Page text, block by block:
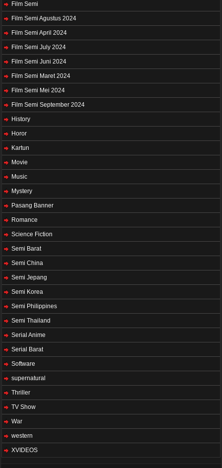
Film Semi
Film Semi Agustus 2024
Film Semi April 2024
Film Semi July 2024
Film Semi Juni 2024
Film Semi Maret 2024
Film Semi Mei 2024
Film Semi September 2024
History
Horor
Kartun
Movie
Music
Mystery
Pasang Banner
Romance
Science Fiction
Semi Barat
Semi China
Semi Jepang
Semi Korea
Semi Philippines
Semi Thailand
Serial Anime
Serial Barat
Software
supernatural
Thriller
TV Show
War
western
XVIDEOS